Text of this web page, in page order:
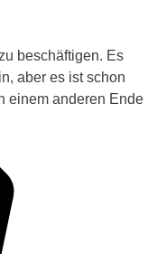
beschäftigen. Es
aber es ist schon
einem anderen Ende